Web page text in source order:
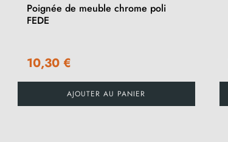
Poignée de meuble chrome poli
FEDE
10,30 €
AJOUTER AU PANIER